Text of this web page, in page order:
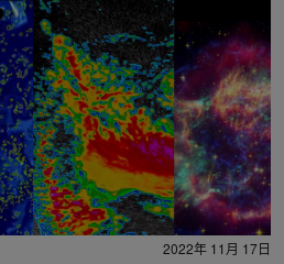
2022年 11月 17日